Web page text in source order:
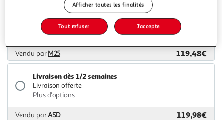
Livraison dès 7/8 jours
Livraison offerte
Plus d'options
Vendu parM25 119,48€
Livraison dès 1/2 semaines
Livraison offerte
Plus d'options
Vendu parASD 119,98€
Afficher toutes les finalités
Tout refuser J'accepte